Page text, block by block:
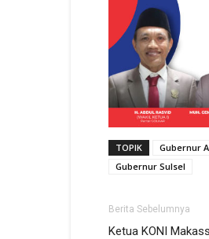
TOPIK Gubernur
Gubernur Sulsel
Berita Sebelumnya
Ketua KONI